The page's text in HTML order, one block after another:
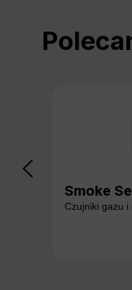
Pomiń galerię
Smoke
Czujniki gazu i